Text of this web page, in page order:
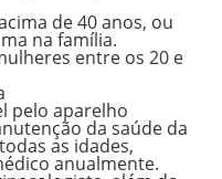
de 40 anos, ou
na família.
entre os 20 e
pelo aparelho
da saúde da
as idades,
anualmente.